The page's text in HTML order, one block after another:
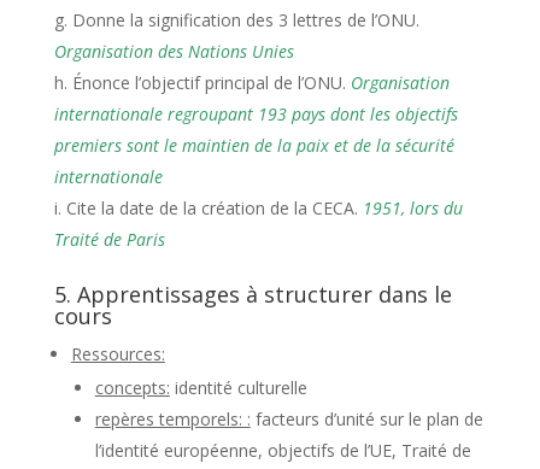
Donne la signification des 3 lettres de l’ONU.
Organisation des Nations Unies
Énonce l’objectif principal de l’ONU. Organisation
internationale regroupant 193 pays dont les objectifs
premiers sont le maintien de la paix et de la sécurité
internationale
Cite la date de la création de la CECA. 1951, lors du
Traité de Paris
5. Apprentissages à structurer dans le
cours
Ressources:
concepts: identité culturelle
repères temporels: : facteurs d’unité sur le plan de
l’identité européenne, objectifs de l’UE, Traité de